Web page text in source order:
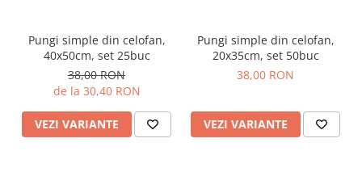
Pungi simple din celofan,
40x50cm, set 25buc
38,00 RON
de la 30,40 RON
VEZI VARIANTE
Pungi simple din celofan,
20x35cm, set 50buc
38,00 RON
VEZI VARIANTE